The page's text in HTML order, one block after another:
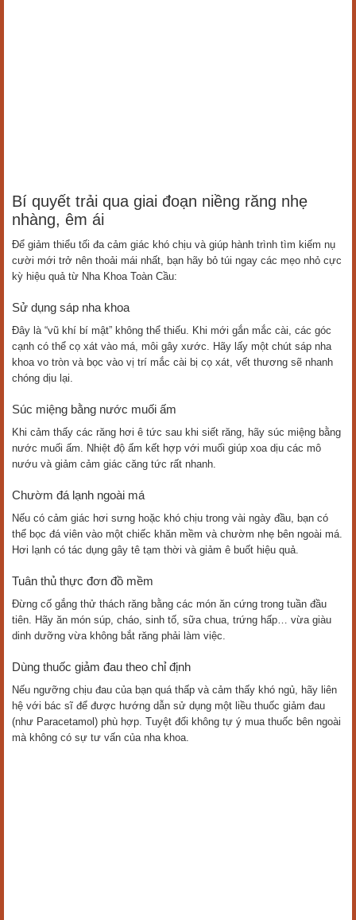
Bí quyết trải qua giai đoạn niềng răng nhẹ
nhàng, êm ái
Để giảm thiểu tối đa cảm giác khó chịu và giúp hành trình tìm kiếm nụ
cười mới trở nên thoải mái nhất, bạn hãy bỏ túi ngay các mẹo nhỏ cực
kỳ hiệu quả từ Nha Khoa Toàn Cầu:
Sử dụng sáp nha khoa
Đây là “vũ khí bí mật” không thể thiếu. Khi mới gắn mắc cài, các góc
cạnh có thể cọ xát vào má, môi gây xước. Hãy lấy một chút sáp nha
khoa vo tròn và bọc vào vị trí mắc cài bị cọ xát, vết thương sẽ nhanh
chóng dịu lại.
Súc miệng bằng nước muối ấm
Khi cảm thấy các răng hơi ê tức sau khi siết răng, hãy súc miệng bằng
nước muối ấm. Nhiệt độ ấm kết hợp với muối giúp xoa dịu các mô
nướu và giảm cảm giác căng tức rất nhanh.
Chườm đá lạnh ngoài má
Nếu có cảm giác hơi sưng hoặc khó chịu trong vài ngày đầu, bạn có
thể bọc đá viên vào một chiếc khăn mềm và chườm nhẹ bên ngoài má.
Hơi lạnh có tác dụng gây tê tạm thời và giảm ê buốt hiệu quả.
Tuân thủ thực đơn đồ mềm
Đừng cố gắng thử thách răng bằng các món ăn cứng trong tuần đầu
tiên. Hãy ăn món súp, cháo, sinh tố, sữa chua, trứng hấp… vừa giàu
dinh dưỡng vừa không bắt răng phải làm việc.
Dùng thuốc giảm đau theo chỉ định
Nếu ngưỡng chịu đau của bạn quá thấp và cảm thấy khó ngủ, hãy liên
hệ với bác sĩ để được hướng dẫn sử dụng một liều thuốc giảm đau
(như Paracetamol) phù hợp. Tuyệt đối không tự ý mua thuốc bên ngoài
mà không có sự tư vấn của nha khoa.